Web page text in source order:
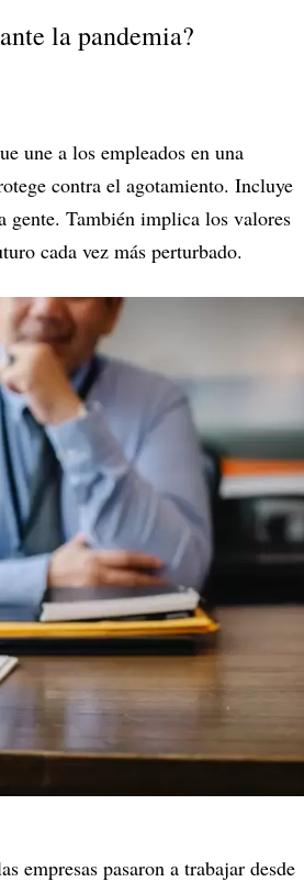
la pandemia?
une a los empleados en una
contra el agotamiento. Incluye
gente. También implica los valores
cada vez más perturbado.
empresas pasaron a trabajar desde